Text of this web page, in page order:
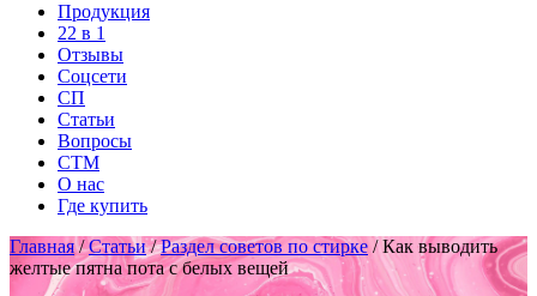
Продукция
22 в 1
Отзывы
Соцcети
СП
Статьи
Вопросы
СТМ
О нас
Где купить
Главная/Статьи/Раздел советов по стирке /Как выводить
желтые пятна пота с белых вещей